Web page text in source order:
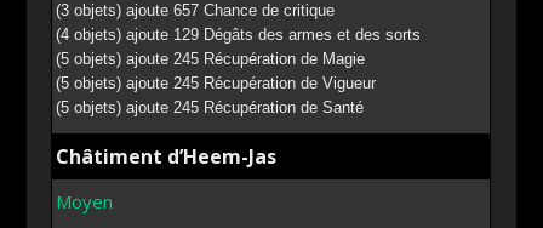
(3 objets) ajoute 657 Chance de critique
(4 objets) ajoute 129 Dégâts des armes et des sorts
(5 objets) ajoute 245 Récupération de Magie
(5 objets) ajoute 245 Récupération de Vigueur
(5 objets) ajoute 245 Récupération de Santé
Châtiment d’Heem-Jas
Moyen